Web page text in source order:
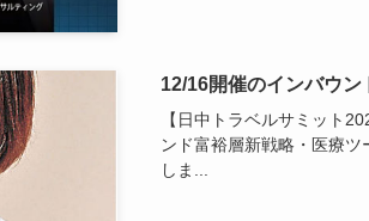
12/16開催のインバウ
【日中トラベルサミット
ンド富裕層新戦略・医療
しま...